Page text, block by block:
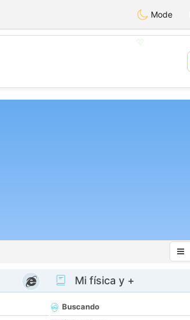
Mode
Mi física y +
Buscando